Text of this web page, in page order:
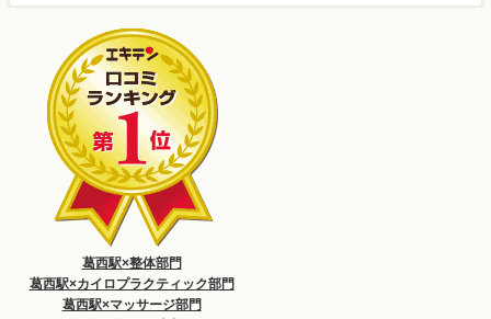
葛西駅×整体部門
葛西駅×カイロプラクティック部門
葛西駅×マッサージ部門